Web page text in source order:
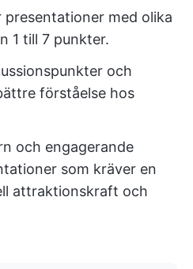
presentationer med olika
1 till 7 punkter.
och
förståelse hos
och engagerande
som kräver en
attraktionskraft och